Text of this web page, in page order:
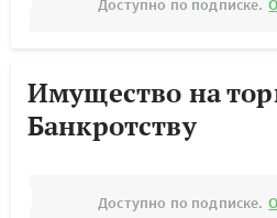
Доступно по подписке.
Имущество на
Банкротству
Доступно по подписке.